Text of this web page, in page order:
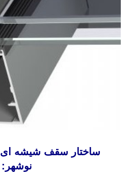
ساختار سقف شیشه ای
نوشهر: